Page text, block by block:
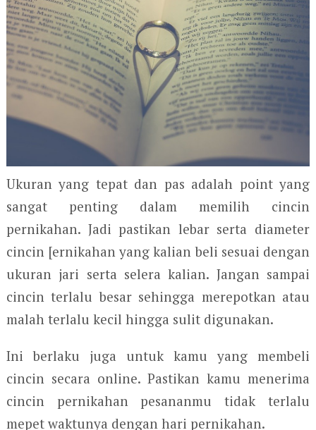
Ukuran yang tepat dan pas adalah point yang
sangat penting dalam memilih cincin
pernikahan. Jadi pastikan lebar serta diameter
cincin [ernikahan yang kalian beli sesuai dengan
ukuran jari serta selera kalian. Jangan sampai
cincin terlalu besar sehingga merepotkan atau
malah terlalu kecil hingga sulit digunakan.
Ini berlaku juga untuk kamu yang membeli
cincin secara online. Pastikan kamu menerima
cincin pernikahan pesananmu tidak terlalu
mepet waktunya dengan hari pernikahan.